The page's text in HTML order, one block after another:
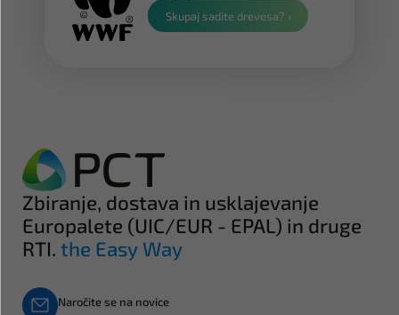
Skupaj sadite drevesa? ›
Zbiranje, dostava in usklajevanje
Europalete (UIC/EUR - EPAL) in druge
RTI. the Easy Way
Naročite se na novice